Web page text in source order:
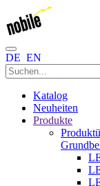
DE EN
Katalog
Neuheiten
Produkte